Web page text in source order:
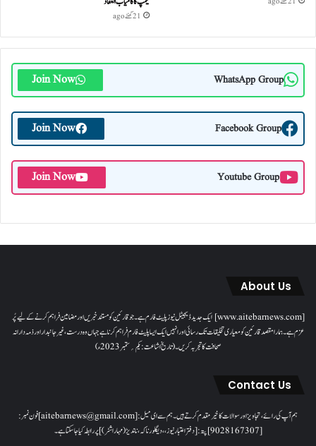
21 گھنٹے ago
WhatsApp Group
Join Now
Facebook Group
Join Now
Youtube Group
Join Now
About Us
[www.aitebarnews.com] ایک جدید ڈیجیٹل نیوز پلیٹ فارم ہے۔ جو قارئین کو مستند خبریں اور مضامین فراہم کرنے کے لیے پُر
عزم ہے۔ ہمارا مقصدقارئین کو معیاری تخلیقات تک رسائی اور انہیں ایک ایسا پلیٹ فارم فراہم کرنا ہے جہاں وہ درست، غیر جانبدار اور ذمہ دارانہ
صحافت کا تجربہ کریں۔( تاریخ اشاعت : یکم؍ ستمبر 2023ء)
Contact Us
ہم آپ کی رائے، تجاویز اور سوالات کا خیرمقدم کرتے ہیں۔ ہم سےای میل: [aitebarnews@gmail.com]فون نمبر:
[9028167307]پتہ: [دفتر اعتبار نیوز، ، دیگلور ناکہ، ناندیڑ(مہاراشٹر) ] پر رابطہ کیا جاسکتا ہے۔